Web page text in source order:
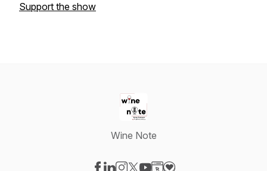
Support the show
Wine Note